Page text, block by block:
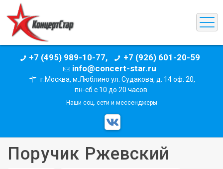
+7 (495) 989-10-77,
+7 (926) 601-20-59
info@concert-star.ru
г.Москва, м.Люблино ул. Судакова, д. 14 оф. 20,
пн-сб с 10 до 20 часов.
Наши соц. сети и мессенджеры
Поручик Ржевский